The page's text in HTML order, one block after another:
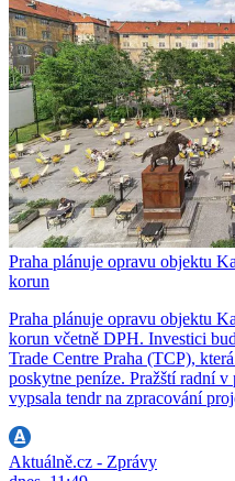
Praha plánuje opravu objektu
korun
Praha plánuje opravu objektu
korun včetně DPH. Investici
Trade Centre Praha (TCP),
poskytne peníze. Pražští radní
vypsala tendr na zpracování
Aktuálně.cz - Zprávy